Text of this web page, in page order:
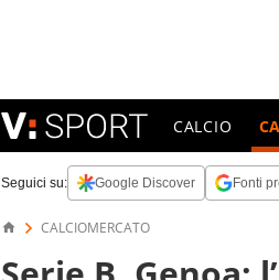
CALCIO
Seguici su: Google Discover Fonti
CALCIOMERCATO